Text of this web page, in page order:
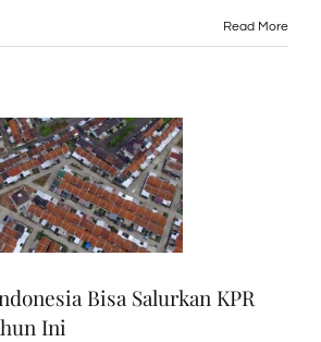
Read More
Bisa Salurkan KPR
Ini